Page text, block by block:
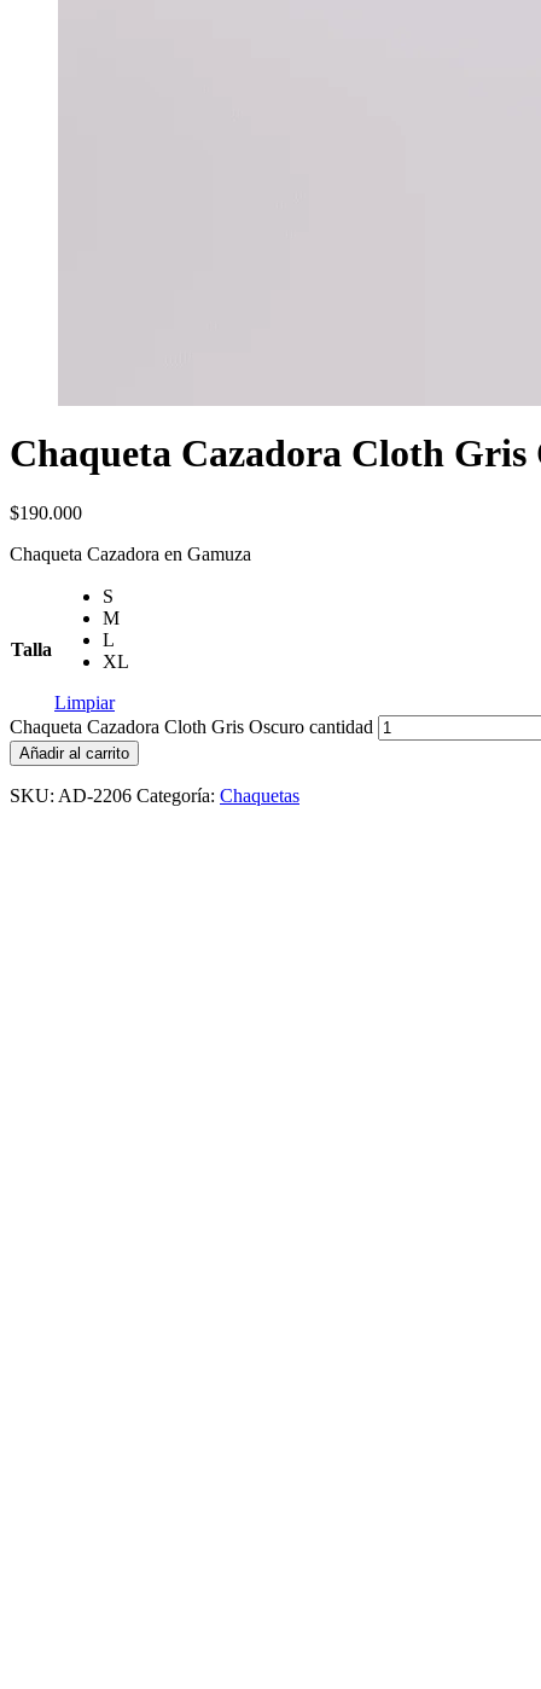
Chaqueta Cazadora Cloth Gris
$190.000
Chaqueta Cazadora en Gamuza
Talla
S
M
L
XL
Limpiar
Chaqueta Cazadora Cloth Gris Oscuro cantidad
Añadir al carrito
SKU: AD-2206 Categoría: Chaquetas